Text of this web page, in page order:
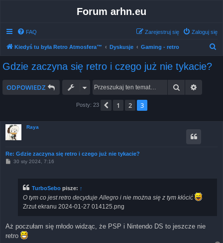
Forum arhn.eu
FAQ Zaloguj się
Zarejestruj się
Kiedyś tu była Retro Atmosfera™ Dyskusje Gaming - retro
Gdzie zaczyna się retro i czego już nie tykacie?
ODPOWIEDZ Szukaj
Posty: 23 Poprzednia
1 2 3
Raya
Re: Gdzie zaczyna się retro i czego już nie tykacie?
P30 sty 2024, 7:16
TurboSebo pisze: ↑
O tym co jest retro decyduje Allegro i nie można się z tym kłócić
Zrzut ekranu 2024-01-27 014125.png
Aż poczułam się młodo widząc, że PSP i Nintendo DS to jeszcze nie
retro